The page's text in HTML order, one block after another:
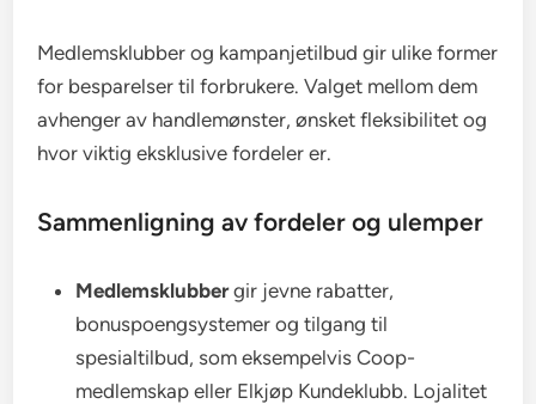
Medlemsklubber og kampanjetilbud gir ulike former
for besparelser til forbrukere. Valget mellom dem
avhenger av handlemønster, ønsket fleksibilitet og
hvor viktig eksklusive fordeler er.
Sammenligning av fordeler og ulemper
Medlemsklubbergir jevne rabatter,
bonuspoengsystemer og tilgang til
spesialtilbud, som eksempelvis Coop-
medlemskap eller Elkjøp Kundeklubb. Lojalitet